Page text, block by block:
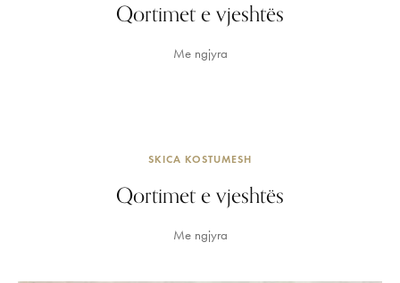
Qortimet e vjeshtës
Me ngjyra
SKICA KOSTUMESH
Qortimet e vjeshtës
Me ngjyra